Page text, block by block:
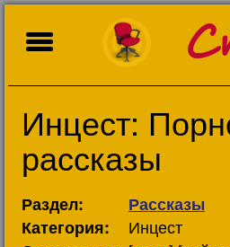
Инцест:
рассказы
Раздел:
Рассказы
Категория:
Инцест